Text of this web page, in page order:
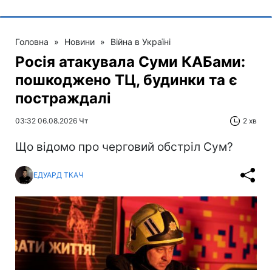
Головна » Новини » Війна в Україні
Росія атакувала Суми КАБами:
пошкоджено ТЦ, будинки та є
постраждалі
03:32 06.08.2026 Чт 2 хв
Що відомо про черговий обстріл Сум?
ЕДУАРД ТКАЧ